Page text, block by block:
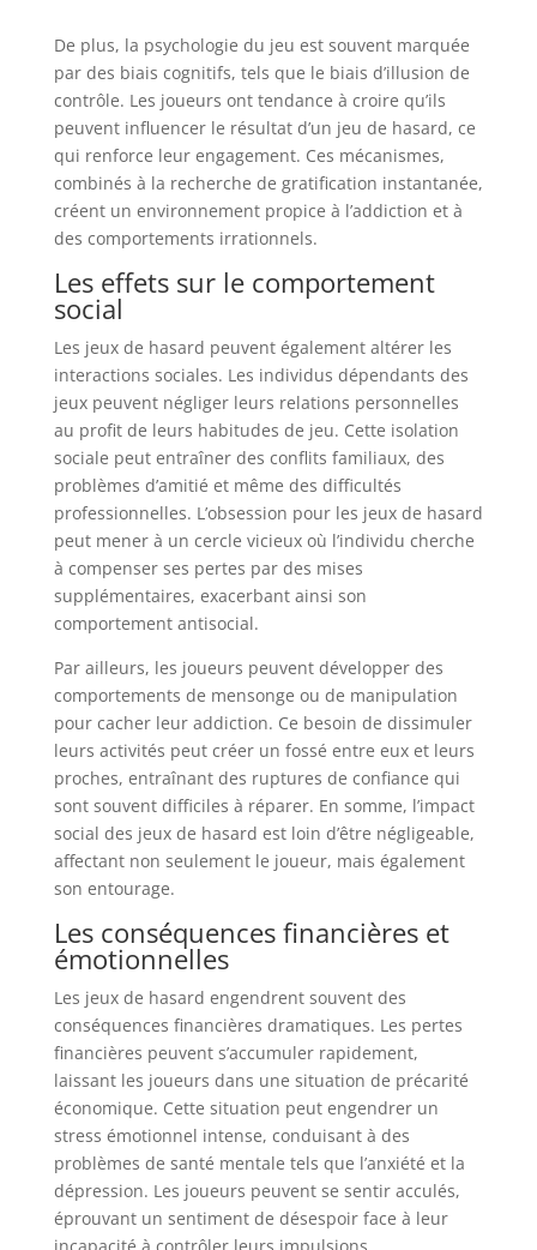
De plus, la psychologie du jeu est souvent marquée
par des biais cognitifs, tels que le biais d’illusion de
contrôle. Les joueurs ont tendance à croire qu’ils
peuvent influencer le résultat d’un jeu de hasard, ce
qui renforce leur engagement. Ces mécanismes,
combinés à la recherche de gratification instantanée,
créent un environnement propice à l’addiction et à
des comportements irrationnels.
Les effets sur le comportement
social
Les jeux de hasard peuvent également altérer les
interactions sociales. Les individus dépendants des
jeux peuvent négliger leurs relations personnelles
au profit de leurs habitudes de jeu. Cette isolation
sociale peut entraîner des conflits familiaux, des
problèmes d’amitié et même des difficultés
professionnelles. L’obsession pour les jeux de hasard
peut mener à un cercle vicieux où l’individu cherche
à compenser ses pertes par des mises
supplémentaires, exacerbant ainsi son
comportement antisocial.
Par ailleurs, les joueurs peuvent développer des
comportements de mensonge ou de manipulation
pour cacher leur addiction. Ce besoin de dissimuler
leurs activités peut créer un fossé entre eux et leurs
proches, entraînant des ruptures de confiance qui
sont souvent difficiles à réparer. En somme, l’impact
social des jeux de hasard est loin d’être négligeable,
affectant non seulement le joueur, mais également
son entourage.
Les conséquences financières et
émotionnelles
Les jeux de hasard engendrent souvent des
conséquences financières dramatiques. Les pertes
financières peuvent s’accumuler rapidement,
laissant les joueurs dans une situation de précarité
économique. Cette situation peut engendrer un
stress émotionnel intense, conduisant à des
problèmes de santé mentale tels que l’anxiété et la
dépression. Les joueurs peuvent se sentir acculés,
éprouvant un sentiment de désespoir face à leur